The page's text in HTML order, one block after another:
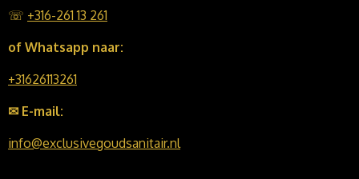
☏ +316-261 13 261
of Whatsapp naar:
+31626113261
✉ E-mail:
info@exclusivegoudsanitair.nl